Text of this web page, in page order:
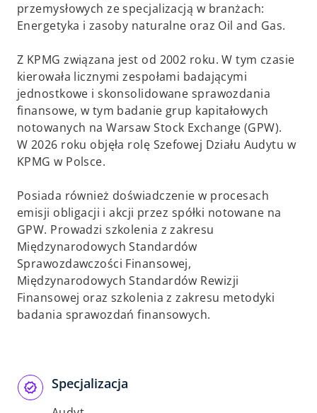
przemysłowych ze specjalizacją w branżach:
Energetyka i zasoby naturalne oraz Oil and Gas.
Z KPMG związana jest od 2002 roku. W tym czasie
kierowała licznymi zespołami badającymi
jednostkowe i skonsolidowane sprawozdania
finansowe, w tym badanie grup kapitałowych
notowanych na Warsaw Stock Exchange (GPW).
W 2026 roku objęła rolę Szefowej Działu Audytu w
KPMG w Polsce.
Posiada również doświadczenie w procesach
emisji obligacji i akcji przez spółki notowane na
GPW. Prowadzi szkolenia z zakresu
Międzynarodowych Standardów
Sprawozdawczości Finansowej,
Międzynarodowych Standardów Rewizji
Finansowej oraz szkolenia z zakresu metodyki
badania sprawozdań finansowych.
Specjalizacja